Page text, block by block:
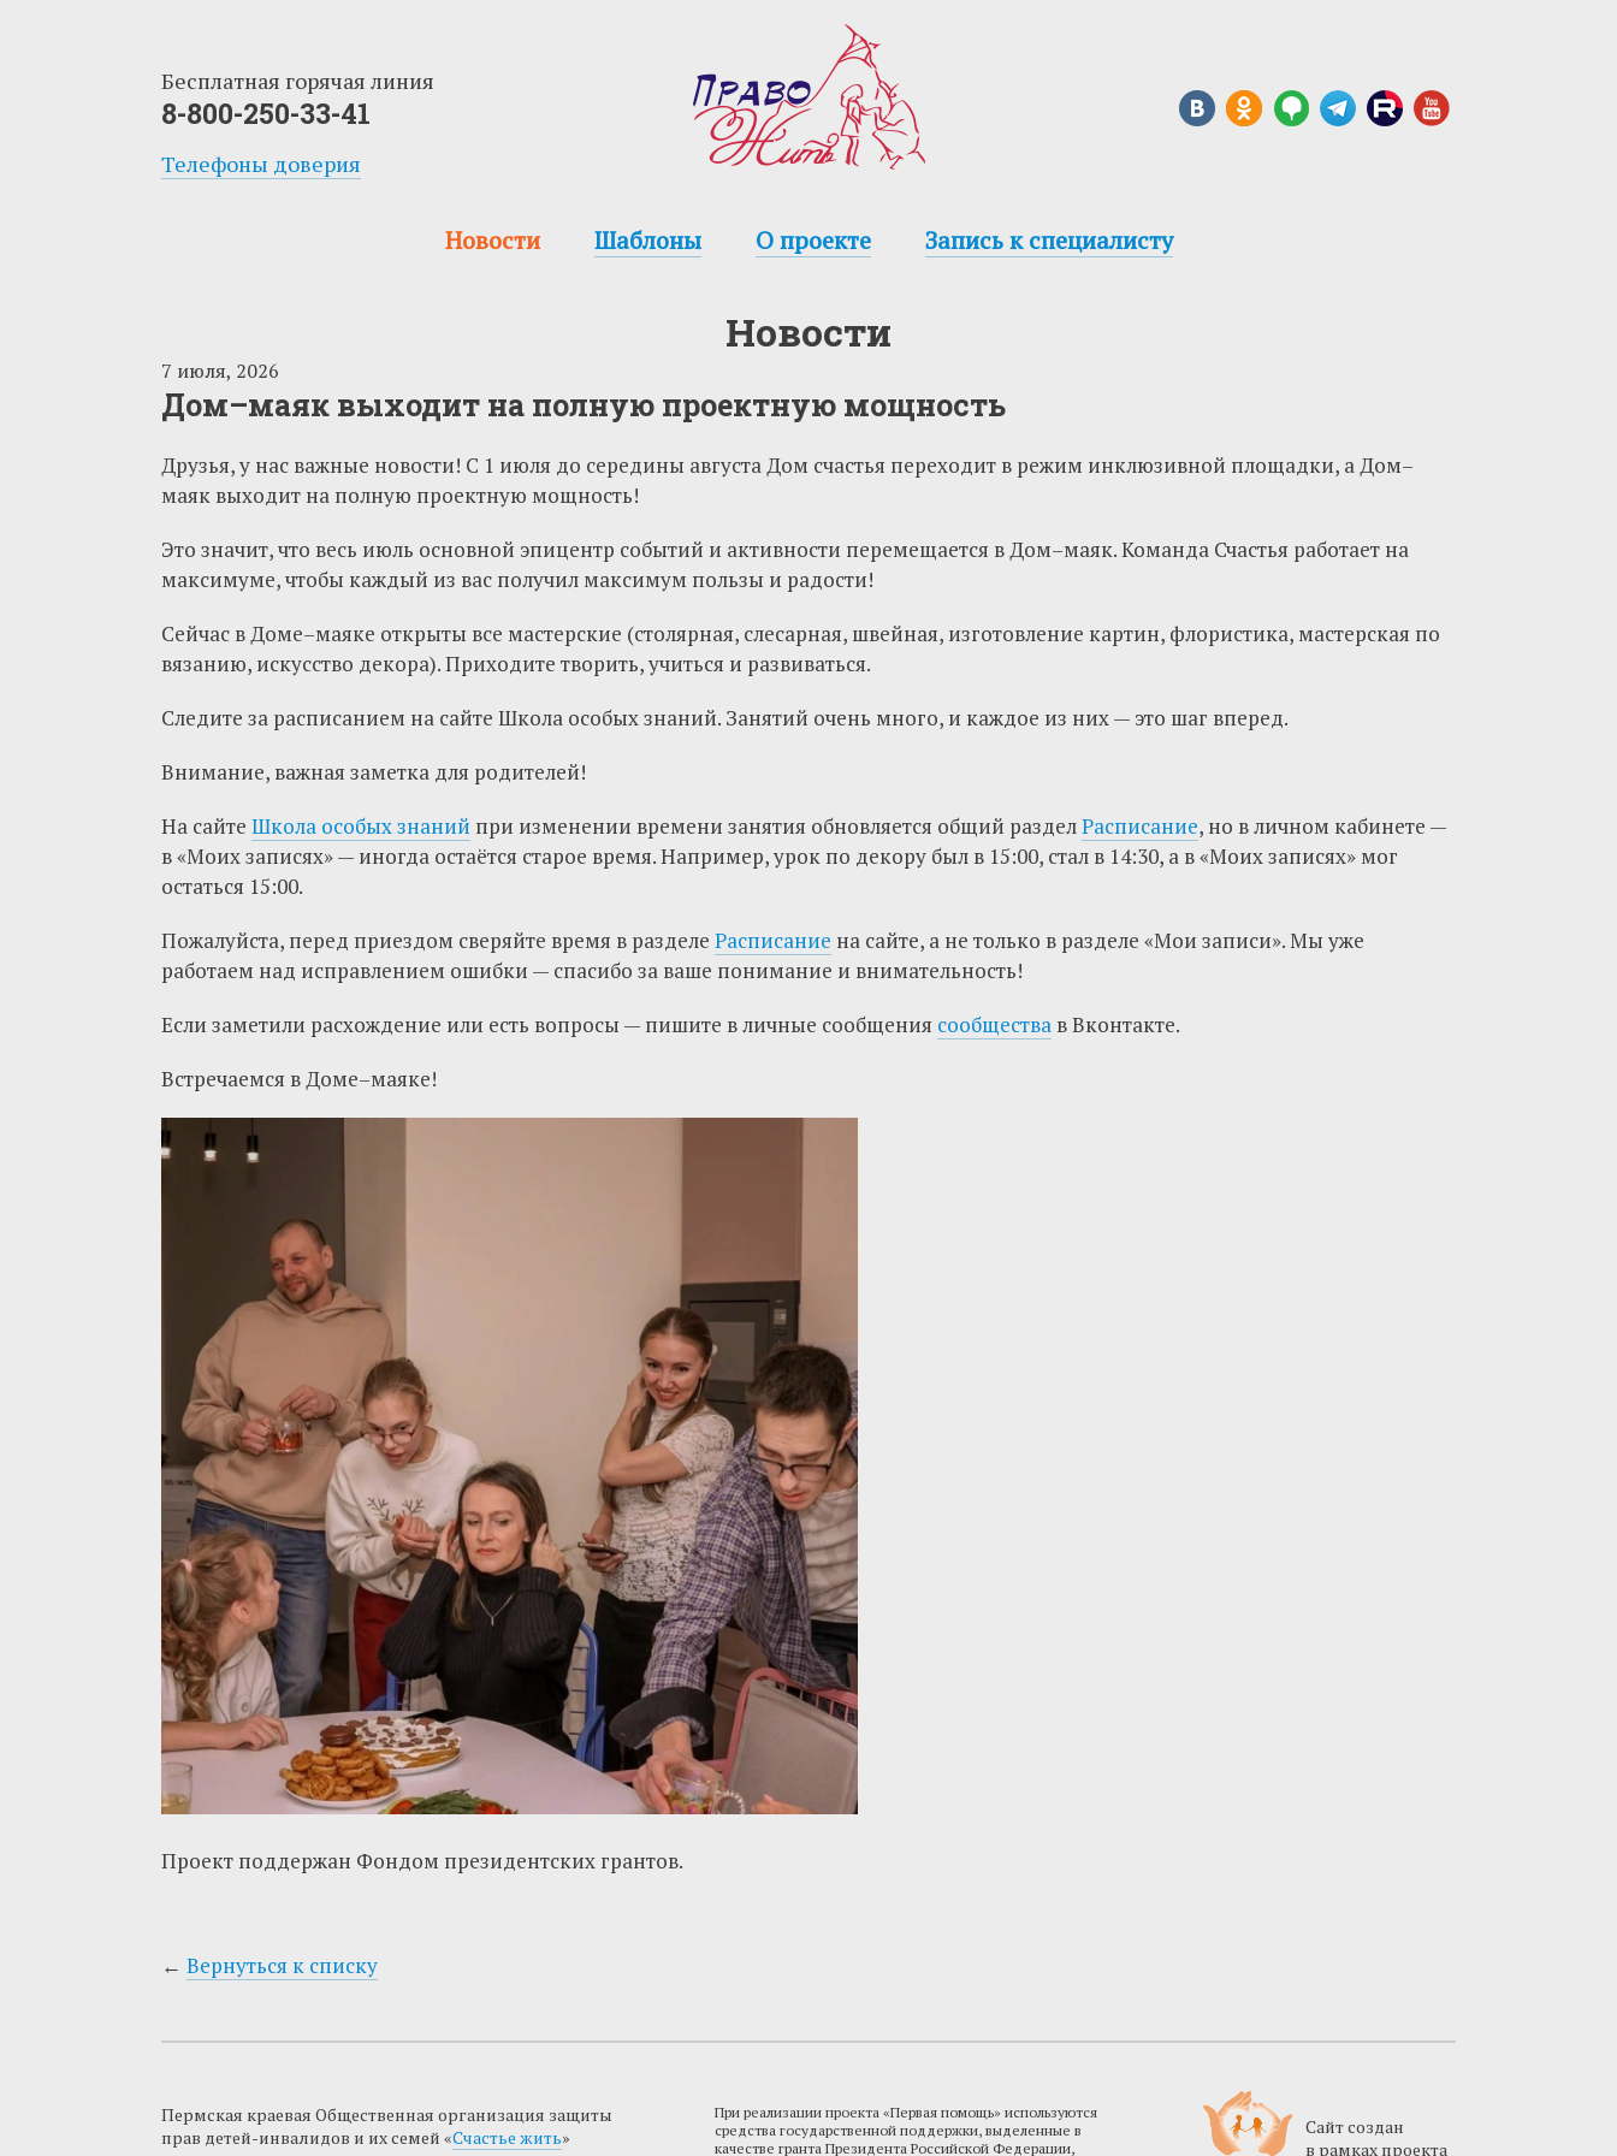
Бесплатная горячая линия
8-800-250-33-41
Телефоны доверия
Новости Шаблоны О проекте Запись к специалисту
Новости
7 июля, 2026
Дом–маяк выходит на полную проектную мощность
Друзья, у нас важные новости! С 1 июля до середины августа Дом счастья переходит в режим инклюзивной площадки, а Дом–
маяк выходит на полную проектную мощность!
Это значит, что весь июль основной эпицентр событий и активности перемещается в Дом–маяк. Команда Счастья работает на
максимуме, чтобы каждый из вас получил максимум пользы и радости!
Сейчас в Доме–маяке открыты все мастерские (столярная, слесарная, швейная, изготовление картин, флористика, мастерская по
вязанию, искусство декора). Приходите творить, учиться и развиваться.
Следите за расписанием на сайте Школа особых знаний. Занятий очень много, и каждое из них — это шаг вперед.
Внимание, важная заметка для родителей!
На сайтеШкола особых знаний при изменении времени занятия обновляется общий разделРасписание, но в личном кабинете —
в «Моих записях» — иногда остаётся старое время. Например, урок по декору был в 15:00, стал в 14:30, а в «Моих записях» мог
остаться 15:00.
Пожалуйста, перед приездом сверяйте время в разделеРасписание на сайте, а не только в разделе «Мои записи». Мы уже
работаем над исправлением ошибки — спасибо за ваше понимание и внимательность!
Если заметили расхождение или есть вопросы — пишите в личные сообщения сообщества в Вконтакте.
Встречаемся в Доме–маяке!
Проект поддержан Фондом президентских грантов.
←Вернуться к списку
Пермская краевая Общественная организация защиты
прав детей-инвалидов и их семей «Счастье жить»
При реализации проекта «Первая помощь» используются
средства государственной поддержки, выделенные в
качестве гранта Президента Российской Федерации,
Cайт создан
в рамках проекта